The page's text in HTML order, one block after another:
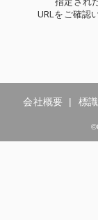
URLをご確認
会社概要 標